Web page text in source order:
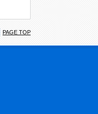
PAGE TOP